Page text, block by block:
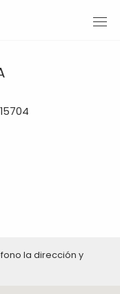
la dirección y